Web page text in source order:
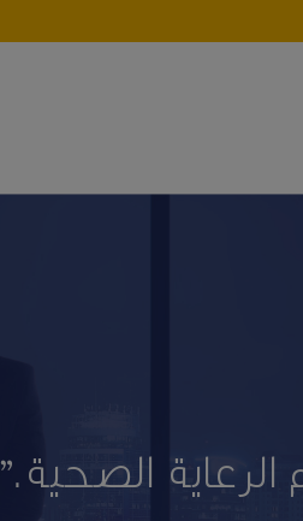
الصحية."